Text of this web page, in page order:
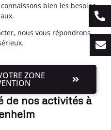
bien les besoins
nous vous répondrons
ZONE
de nos activités à